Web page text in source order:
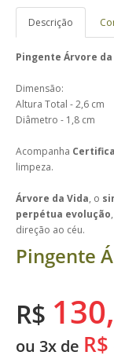
Descrição
Pingente Árvore da
Dimensão:
Altura Total - 2,6 cm
Diâmetro - 1,8 cm
Acompanha
limpeza.
Árvore da Vida, o
perpétua evolução
direção ao céu.
Pingente
R$
ou 3x de